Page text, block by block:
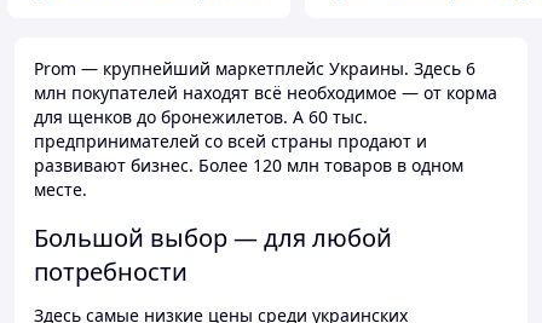
Prom — крупнейший маркетплейс Украины. Здесь 6
млн покупателей находят всё необходимое — от корма
для щенков до бронежилетов. А 60 тыс.
предпринимателей со всей страны продают и
развивают бизнес. Более 120 млн товаров в одном
месте.
Большой выбор — для любой
потребности
Здесь самые низкие цены среди украинских